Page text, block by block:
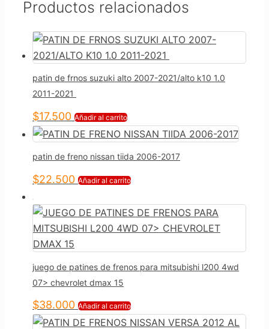
Productos relacionados
patin de frnos suzuki alto 2007-2021/alto k10 1.0
2011-2021
$17.500 Añadir al carrito
patin de freno nissan tiida 2006-2017
$22.500 Añadir al carrito
juego de patines de frenos para mitsubishi l200 4wd
07> chevrolet dmax 15
$38.000 Añadir al carrito